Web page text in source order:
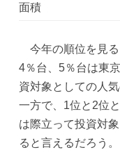
面積
今年の順位を見る
4％台、5％台は東
資対象としての人
一方で、1位と2位
は際立って投資対
ると言えるだろう。